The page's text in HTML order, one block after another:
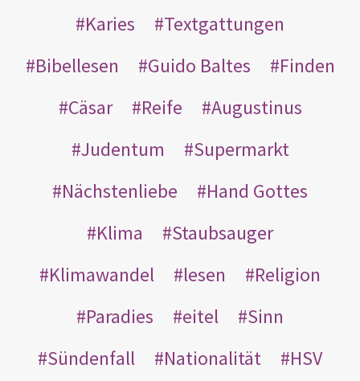
Karies
Textgattungen
Bibellesen
Guido Baltes
Finden
Cäsar
Reife
Augustinus
Judentum
Supermarkt
Nächstenliebe
Hand Gottes
Klima
Staubsauger
Klimawandel
lesen
Religion
Paradies
eitel
Sinn
Sündenfall
Nationalität
HSV